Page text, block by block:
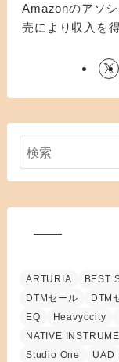
Amazonのアソ
売により収入を
ARTURIA BEST
DTMセール
DTM
EQ
Heavyocity
NATIVE
Studio One
UAD